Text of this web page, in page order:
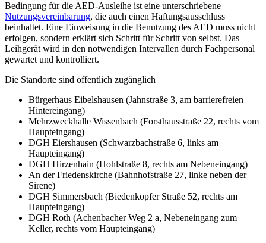
Bedingung für die AED-Ausleihe ist eine unterschriebene
Nutzungsvereinbarung, die auch einen Haftungsausschluss
beinhaltet. Eine Einweisung in die Benutzung des AED muss nicht
erfolgen, sondern erklärt sich Schritt für Schritt von selbst. Das
Leihgerät wird in den notwendigen Intervallen durch Fachpersonal
gewartet und kontrolliert.
Die Standorte sind öffentlich zugänglich
Bürgerhaus Eibelshausen (Jahnstraße 3, am barrierefreien
Hintereingang)
Mehrzweckhalle Wissenbach (Forsthausstraße 22, rechts vom
Haupteingang)
DGH Eiershausen (Schwarzbachstraße 6, links am
Haupteingang)
DGH Hirzenhain (Hohlstraße 8, rechts am Nebeneingang)
An der Friedenskirche (Bahnhofstraße 27, linke neben der
Sirene)
DGH Simmersbach (Biedenkopfer Straße 52, rechts am
Haupteingang)
DGH Roth (Achenbacher Weg 2 a, Nebeneingang zum
Keller, rechts vom Haupteingang)